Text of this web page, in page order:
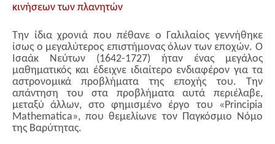
κινήσεων των πλανητών
Την ίδια χρονιά που πέθανε ο Γαλιλαίος γεννήθηκε
ίσως ο μεγαλύτερος επιστήμονας όλων των εποχών. Ο
Ισαάκ Νεύτων (1642-1727) ήταν ένας μεγάλος
μαθηματικός και έδειχνε ιδιαίτερο ενδιαφέρον για τα
αστρονομικά προβλήματα της εποχής του. Την
απάντηση του στα προβλήματα αυτά περιέλαβε,
μεταξύ άλλων, στο φημισμένο έργο του «Principia
Mathematica», που θεμελίωνε τον Παγκόσμιο Νόμο
της Βαρύτητας.